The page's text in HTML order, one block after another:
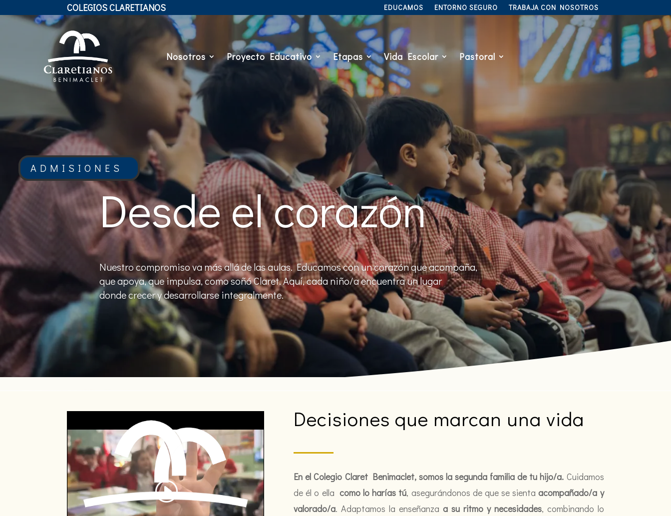
COLEGIOS CLARETIANOS EDUCAMOS ENTORNO SEGURO TRABAJA CON NOSOTROS
Nosotros Proyecto Educativo Etapas Vida Escolar Pastoral
ADMISIONES
Desde el corazón
Nuestro compromiso va más allá de las aulas. Educamos con un corazón que acompaña,
que apoya, que impulsa, como soñó Claret. Aquí, cada niño/a encuentra un lugar
donde crecer y desarrollarse integralmente.
Decisiones que marcan una vida
En el Colegio Claret Benimaclet, somos la segunda familia de tu hijo/a. Cuidamos
de él o ella como lo harías tú, asegurándonos de que se sientaacompañado/a y
valorado/a. Adaptamos la enseñanza a su ritmo y necesidades, combinando lo